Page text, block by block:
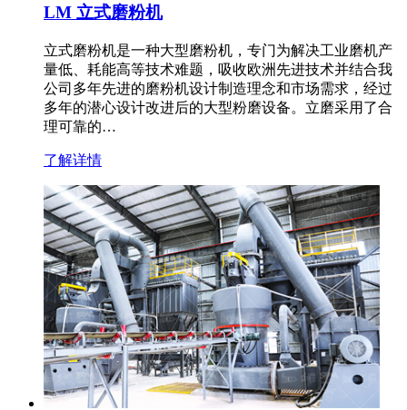
LM 立式磨粉机
立式磨粉机是一种大型磨粉机，专门为解决工业磨机产
量低、耗能高等技术难题，吸收欧洲先进技术并结合我
公司多年先进的磨粉机设计制造理念和市场需求，经过
多年的潜心设计改进后的大型粉磨设备。立磨采用了合
理可靠的…
了解详情